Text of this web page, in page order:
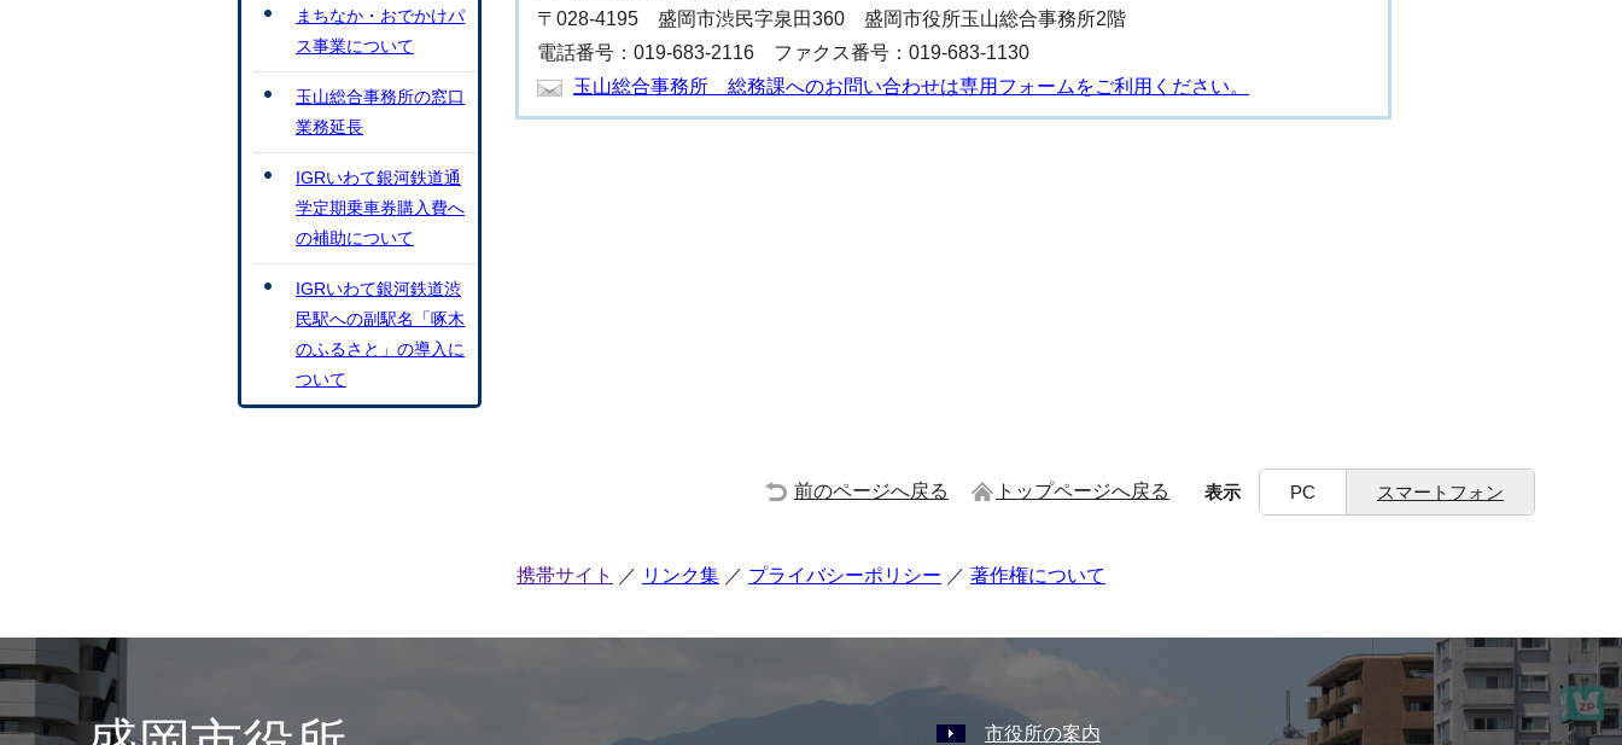
〒028-4195 盛岡市渋民字泉田360 盛岡市役所玉山総合事務所2階
電話番号：019-683-2116 ファクス番号：019-683-1130
玉山総合事務所 総務課へのお問い合わせは専用フォームをご利用ください。
まちなか・おでかけパ
ス事業について
玉山総合事務所の窓口
業務延長
IGRいわて銀河鉄道通
学定期乗車券購入費へ
の補助について
IGRいわて銀河鉄道渋
民駅への副駅名「啄木
のふるさと」の導入に
ついて
前のページへ戻る トップページへ戻る 表示 PC スマートフォン
携帯サイト リンク集 プライバシーポリシー 著作権について
市役所の案内